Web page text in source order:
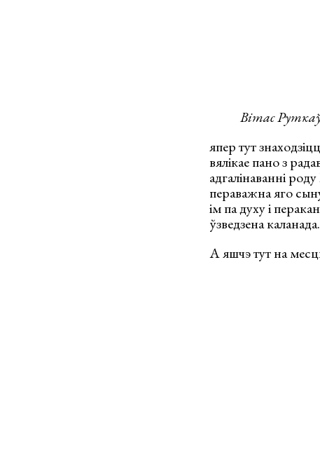
Вітас
япер тут
вялікае пано з
адгалінаванні
пераважна яго
ім па духу і
ўзведзена каланада.
А яшчэ тут на